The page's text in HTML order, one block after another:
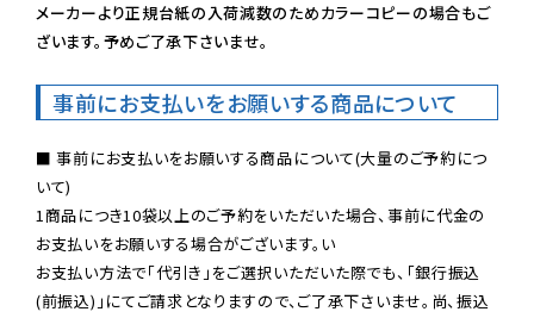
メーカーより正規台紙の入荷減数のためカラーコピーの場合もご
ざいます。予めご了承下さいませ。
事前にお支払いをお願いする商品について
■ 事前にお支払いをお願いする商品について(大量のご予約につ
いて)
1商品につき10袋以上のご予約をいただいた場合、事前に代金の
お支払いをお願いする場合がございます。い
お支払い方法で「代引き」をご選択いただいた際でも、「銀行振込
(前振込)」にてご請求となりますので、ご了承下さいませ。尚、振込